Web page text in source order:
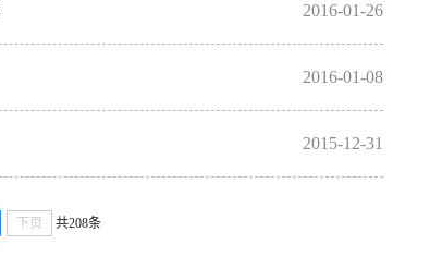
2016-01-26
2016-01-08
2015-12-31
下页 共208条